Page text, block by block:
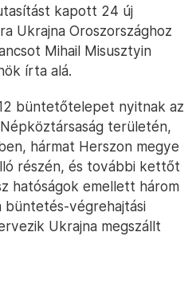
kapott 24 új
Ukrajna Oroszországhoz
Mihail Misusztyin
írta alá.
büntetőtelepet nyitnak az
területén,
hármat Herszon megye
részén, és további kettőt
hatóságok emellett három
büntetés-végrehajtási
Ukrajna megszállt